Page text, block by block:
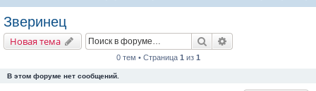
Зверинец
Новая тема Поиск
0 тем • Страница 1 из 1
В этом форуме нет сообщений.